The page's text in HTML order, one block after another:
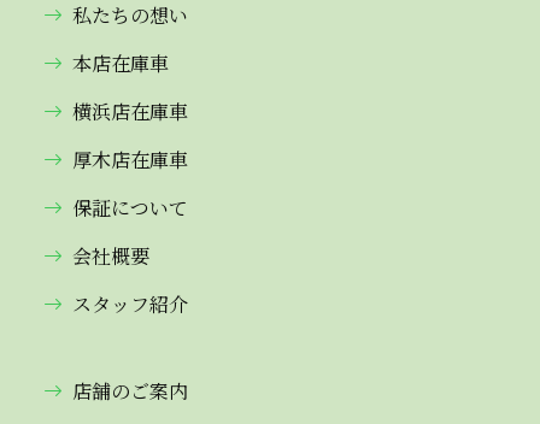
私たちの想い
本店在庫車
横浜店在庫車
厚木店在庫車
保証について
会社概要
スタッフ紹介
店舗のご案内